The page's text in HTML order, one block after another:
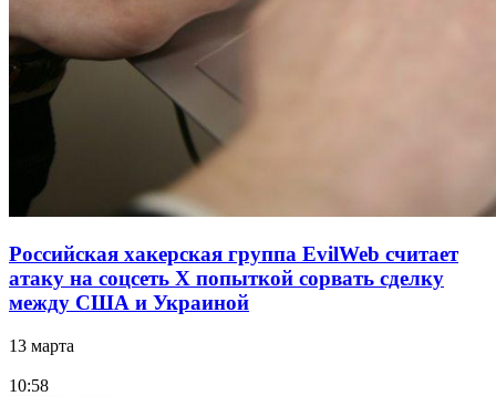
Российская хакерская группа EvilWeb считает
атаку на соцсеть Х попыткой сорвать сделку
между США и Украиной
13 марта
10:58